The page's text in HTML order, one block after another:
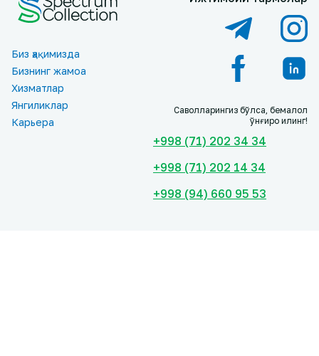
Биз ҳақимизда
Бизнинг жамоа
Хизматлар
Янгиликлар
Карьера
Саволларингиз бўлса, бемалол
қўнғироқ қилинг!
+998 (71) 202 34 34
+998 (71) 202 14 34
+998 (94) 660 95 53